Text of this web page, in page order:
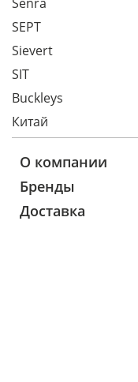
SEPT
Sievert
SIT
Buckleys
Китай
О компании
Бренды
Доставка